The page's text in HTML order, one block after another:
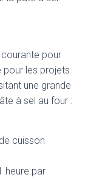
pour
pour les projets
une grande
à sel au four :
cuisson
heure par